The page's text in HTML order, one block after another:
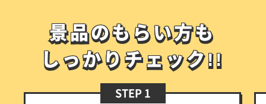
景品のもらい方も
しっかりチェック!!
景品のもらい方も
しっかりチェック!!
STEP 1